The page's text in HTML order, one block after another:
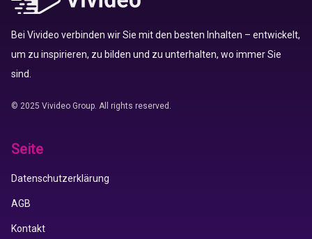
Bei Vivideo verbinden wir Sie mit den besten Inhalten – entwickelt,
um zu inspirieren, zu bilden und zu unterhalten, wo immer Sie
sind.
© 2025 Vivideo Group. All rights reserved.
Seite
Datenschutzerklärung
AGB
Kontakt